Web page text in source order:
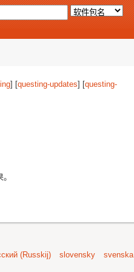
] [questing-updates] [questing-
(Russkij) slovensky svenska